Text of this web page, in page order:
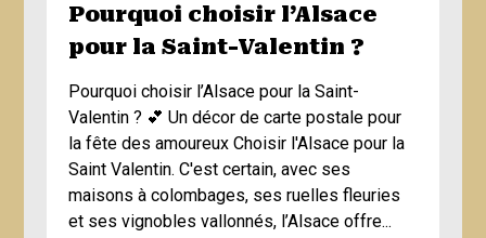
Pourquoi choisir l’Alsace
pour la Saint-Valentin ?
Pourquoi choisir l’Alsace pour la Saint-
Valentin ? 💕 Un décor de carte postale pour
la fête des amoureux Choisir l'Alsace pour la
Saint Valentin. C'est certain, avec ses
maisons à colombages, ses ruelles fleuries
et ses vignobles vallonnés, l’Alsace offre...